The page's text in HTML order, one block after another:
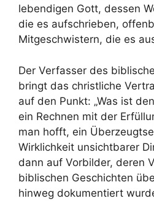
lebendigen Gott, dessen
die es aufschrieben,
Mitgeschwistern, die es
Der Verfasser des
bringt das christliche
auf den Punkt: „Was ist
ein Rechnen mit der
man hofft, ein
Wirklichkeit unsichtbarer
dann auf Vorbilder, deren
biblischen Geschichten
hinweg dokumentiert